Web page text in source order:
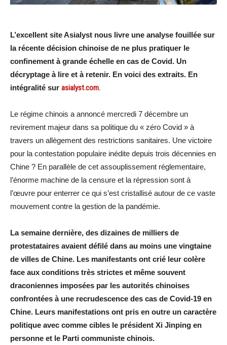
L’excellent site Asialyst nous livre une analyse fouillée sur
la récente décision chinoise de ne plus pratiquer le
confinement à grande échelle en cas de Covid. Un
décryptage à lire et à retenir. En voici des extraits. En
intégralité sur asialyst.com.
Le régime chinois a annoncé mercredi 7 décembre un
revirement majeur dans sa politique du « zéro Covid » à
travers un allègement des restrictions sanitaires. Une victoire
pour la contestation populaire inédite depuis trois décennies en
Chine ? En parallèle de cet assouplissement réglementaire,
l’énorme machine de la censure et la répression sont à
l’œuvre pour enterrer ce qui s’est cristallisé autour de ce vaste
mouvement contre la gestion de la pandémie.
La semaine dernière, des dizaines de milliers de
protestataires avaient défilé dans au moins une vingtaine
de villes de Chine. Les manifestants ont crié leur colère
face aux conditions très strictes et même souvent
draconiennes imposées par les autorités chinoises
confrontées à une recrudescence des cas de Covid-19 en
Chine. Leurs manifestations ont pris en outre un caractère
politique avec comme cibles le président Xi Jinping en
personne et le Parti communiste chinois.